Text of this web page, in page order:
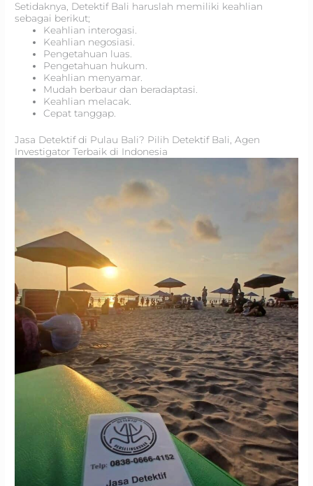
Setidaknya, Detektif Bali haruslah memiliki keahlian
sebagai berikut;
Keahlian interogasi.
Keahlian negosiasi.
Pengetahuan luas.
Pengetahuan hukum.
Keahlian menyamar.
Mudah berbaur dan beradaptasi.
Keahlian melacak.
Cepat tanggap.
Jasa Detektif di Pulau Bali? Pilih Detektif Bali, Agen
Investigator Terbaik di Indonesia